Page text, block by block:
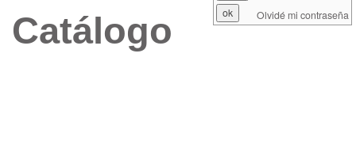
Catálogo Olvidé mi contraseña